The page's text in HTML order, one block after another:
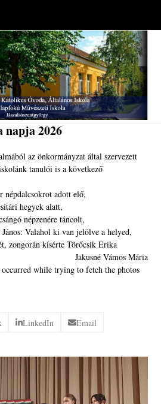
2026
az önkormányzat által szervezett
tanulói is a következő
népdalcsokrot adott elő,
hegyek alatt,
népzenére táncolt,
Valahol ki van jelölve a helyed,
zongorán kísérte Törőcsik Erika
Jakusné Vámos Mária
while trying to fetch the photos
LinkedIn Email